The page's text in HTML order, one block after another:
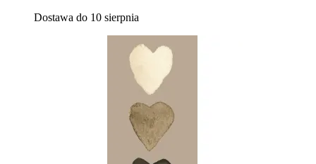
Dostawa do 10 sierpnia